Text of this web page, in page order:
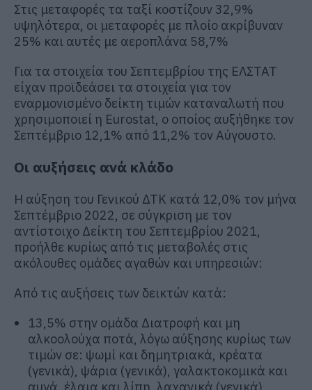
Στις μεταφορές τα ταξί κοστίζουν 32,9%
υψηλότερα, οι μεταφορές με πλοίο ακρίβυναν
25% και αυτές με αεροπλάνα 58,7%
Για τα στοιχεία του Σεπτεμβρίου της ΕΛΣΤΑΤ
είχαν προϊδεάσει τα στοιχεία για τον
εναρμονισμένο δείκτη τιμών καταναλωτή που
χρησιμοποιεί η Eurostat, ο οποίος αυξήθηκε τον
Σεπτέμβριο 12,1% από 11,2% τον Αύγουστο.
Οι αυξήσεις ανά κλάδο
Η αύξηση του Γενικού ΔΤΚ κατά 12,0% τον μήνα
Σεπτέμβριο 2022, σε σύγκριση με τον
αντίστοιχο Δείκτη του Σεπτεμβρίου 2021,
προήλθε κυρίως από τις μεταβολές στις
ακόλουθες ομάδες αγαθών και υπηρεσιών:
Από τις αυξήσεις των δεικτών κατά:
13,5% στην ομάδα Διατροφή και μη
αλκοολούχα ποτά, λόγω αύξησης κυρίως των
τιμών σε: ψωμί και δημητριακά, κρέατα
(γενικά), ψάρια (γενικά), γαλακτοκομικά και
αυγά, έλαια και λίπη, λαχανικά (γενικά),